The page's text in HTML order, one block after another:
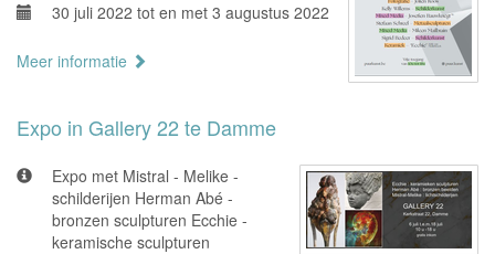
30 juli 2022 tot en met 3 augustus 2022
Meer informatie
Expo in Gallery 22 te Damme
Expo met Mistral - Melike -
schilderijen Herman Abé -
bronzen sculpturen Ecchie -
keramische sculpturen